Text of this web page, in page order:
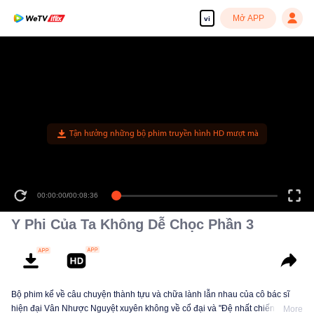
vi Mở APP
Tận hưởng những bộ phim truyền hình HD mượt mà
00:00:00/00:08:36
Y Phi Của Ta Không Dễ Chọc Phần 3
Bộ phim kể về câu chuyện thành tựu và chữa lành lẫn nhau của cô bác sĩ
hiện đại Vân Nhược Nguyệt xuyên không về cổ đại và "Đệ nhất chiến thần"
More